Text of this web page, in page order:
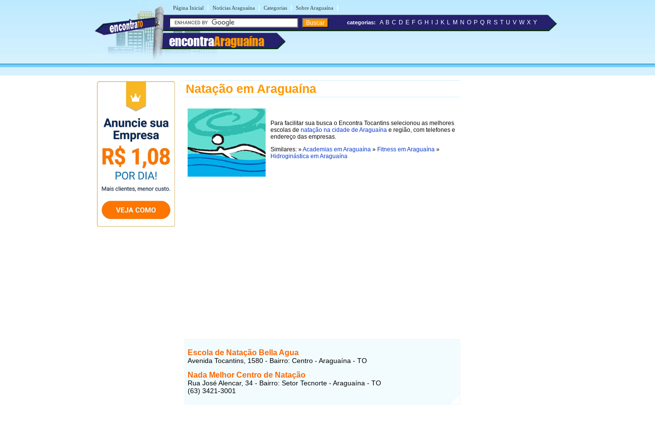
Página Inicial | Notícias Araguaína | Categorias | Sobre Araguaína |
encontraAraguaína
categorias: A B C D E F G H J K L M N O P Q R S T U V W X Y
Natação em Araguaína
Para facilitar sua busca o Encontra Tocantins selecionou as melhores
escolas de natação na cidade de Araguaína e região, com telefones e
endereço das empresas.
Similares: »Academias em Araguaína » Fitness em Araguaína »
Hidroginástica em Araguaína
Escola de Natação Bella Agua
Avenida Tocantins, 1580 - Bairro: Centro - Araguaína - TO
Nada Melhor Centro de Natação
Rua José Alencar, 34 - Bairro: Setor Tecnorte - Araguaína - TO
(63) 3421-3001